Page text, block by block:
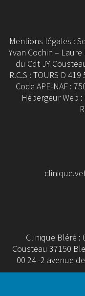
Mentions légales :
Yvan Cochin –
du Cdt JY
R.C.S : TOURS D
Code APE-NAF :
Hébergeur Web
Clinique Bléré :
Cousteau 37150
00 24 -2 avenue